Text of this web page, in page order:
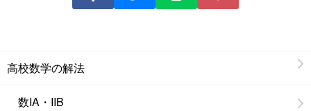
高校数学の解法
数IA・IIB